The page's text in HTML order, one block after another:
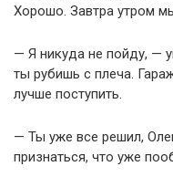
Хорошо. Завтра утром
— Я никуда не пойду, —
ты рубишь с плеча.
лучше поступить.
— Ты уже все решил,
признаться, что уже